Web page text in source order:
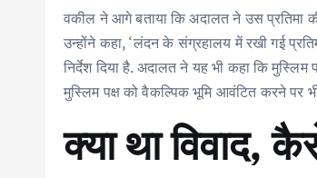
वकील ने आगे बताया कि अदालत ने उस प्रतिमा
उन्होंने कहा, ‘लंदन के संग्रहालय में रखी गई
निर्देश दिया है. अदालत ने यह भी कहा कि
मुस्लिम पक्ष को वैकल्पिक भूमि आवंटित करने पर
क्या था विवाद,